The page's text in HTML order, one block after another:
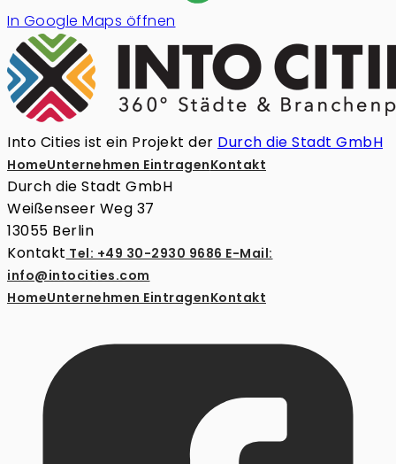
In Google Maps öffnen
Into Cities ist ein Projekt der Durch die Stadt GmbH
HomeUnternehmen EintragenKontakt
Durch die Stadt GmbH
Weißenseer Weg 37
13055 Berlin
Kontakt Tel: +49 30-2930 9686 E-Mail:
info@intocities.com
HomeUnternehmen EintragenKontakt